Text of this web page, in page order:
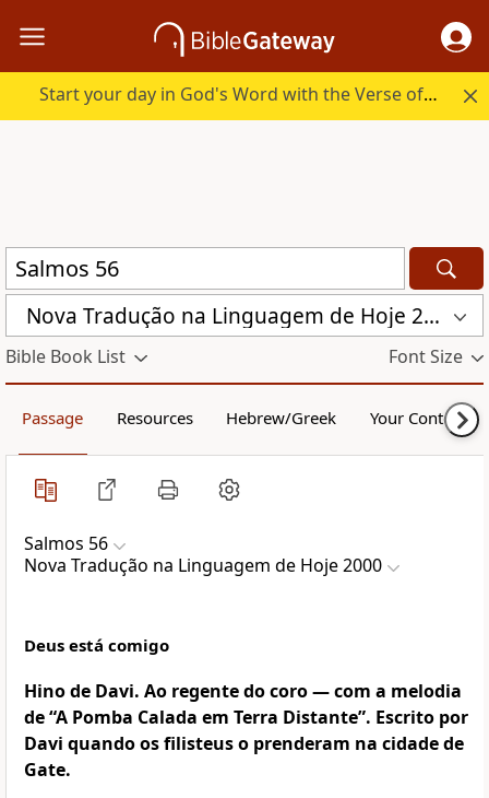
Start your day in God's Word with the Verse of the Day.
Nova Traduҫão na Linguagem de Hoje 2000 (NTLH)
Bible Book List Font Size
Passage Resources Hebrew/Greek Your Content
Salmos 56
Nova Traduҫão na Linguagem de Hoje 2000
Deus está comigo
Hino de Davi. Ao regente do coro — com a melodia
de “A Pomba Calada em Terra Distante”. Escrito por
Davi quando os filisteus o prenderam na cidade de
Gate.